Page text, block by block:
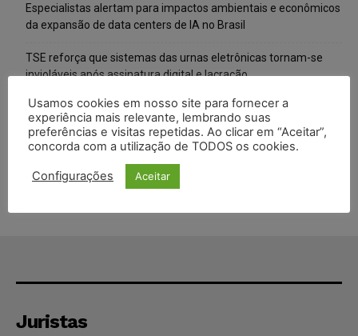
Especialistas alertam para impactos ambientais e econômicos
da expansão de data centers de IA no Brasil
TSE reforça que sistemas das urnas eletrônicas tornam-se
invioláveis após assinatura digital e lacração
STF inicia julgamento sobre constitucionalidade da proibição
dos jogos de azar no Brasil
Juristas
Usamos cookies em nosso site para fornecer a
experiência mais relevante, lembrando suas
preferências e visitas repetidas. Ao clicar em “Aceitar”,
concorda com a utilização de TODOS os cookies.
Configurações Aceitar